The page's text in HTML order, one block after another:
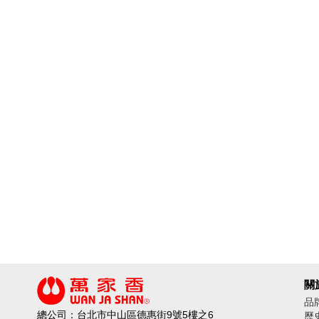
關
品
歷
總公司：台北市中山區德惠街9號5樓之6